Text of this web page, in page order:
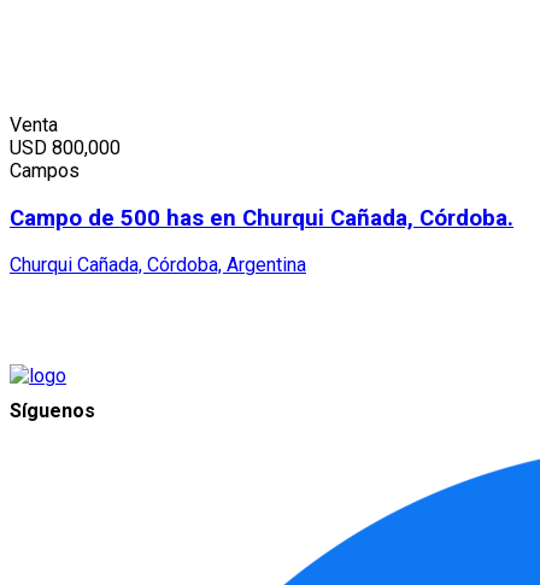
Venta
USD 800,000
Campos
Campo de 500 has en Churqui Cañada, Córdoba.
Churqui Cañada, Córdoba, Argentina
Síguenos